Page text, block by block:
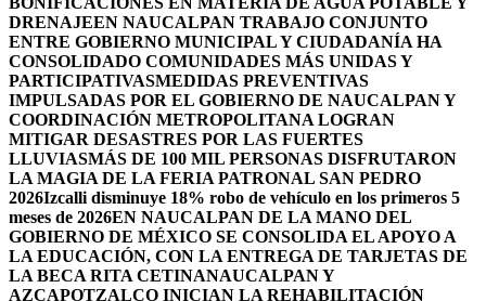
DRENAJEEN NAUCALPAN TRABAJO CONJUNTO
ENTRE GOBIERNO MUNICIPAL Y CIUDADANÍA HA
CONSOLIDADO COMUNIDADES MÁS UNIDAS Y
PARTICIPATIVASMEDIDAS PREVENTIVAS
IMPULSADAS POR EL GOBIERNO DE NAUCALPAN Y
COORDINACIÓN METROPOLITANA LOGRAN
MITIGAR DESASTRES POR LAS FUERTES
LLUVIASMÁS DE 100 MIL PERSONAS DISFRUTARON
LA MAGIA DE LA FERIA PATRONAL SAN PEDRO
2026Izcalli disminuye 18% robo de vehículo en los primeros 5
meses de 2026EN NAUCALPAN DE LA MANO DEL
GOBIERNO DE MÉXICO SE CONSOLIDA EL APOYO A
LA EDUCACIÓN, CON LA ENTREGA DE TARJETAS DE
LA BECA RITA CETINANAUCALPAN Y
AZCAPOTZALCO INICIAN LA REHABILITACIÓN